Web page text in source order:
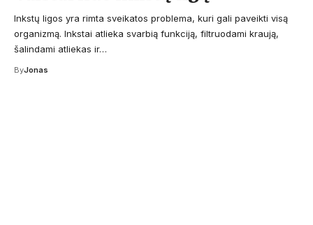
Inkstų ligos yra rimta sveikatos problema, kuri gali paveikti visą
organizmą. Inkstai atlieka svarbią funkciją, filtruodami kraują,
šalindami atliekas ir…
ByJonas